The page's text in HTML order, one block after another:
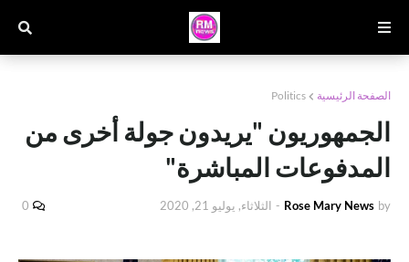
الصفحة الرئيسية Politics
الجمهوريون "يريدون جولة أخرى من
المدفوعات المباشرة"
by
Rose Mary News
- الثلاثاء, يوليو 21, 2020 0